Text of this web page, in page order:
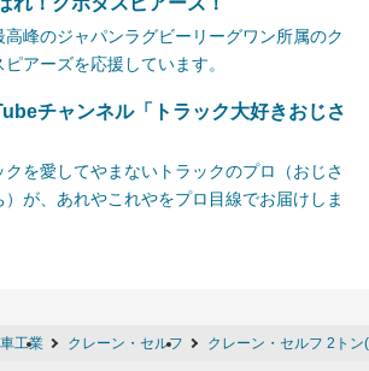
高峰のジャパンラグビーリーグワン所属のク
ピアーズを応援しています。
チャンネル「トラック大好きおじさ
クを愛してやまないトラックのプロ（おじさ
）が、あれやこれやをプロ目線でお届けしま
工業 クレーン・セルフ クレーン・セルフ 2トン